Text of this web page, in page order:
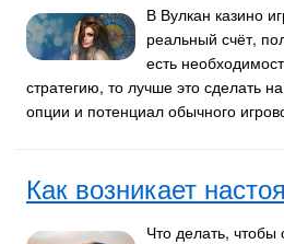
В Вулкан казино
реальный счёт,
есть
стратегию, то лучше это сделать
опции и потенциал обычного
Как возникает
Что делать,